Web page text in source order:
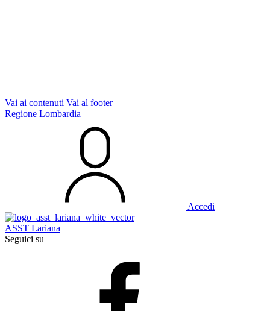
Vai ai contenuti Vai al footer
Regione Lombardia
Accedi
ASST Lariana
Seguici su